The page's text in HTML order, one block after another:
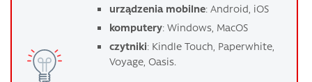
urządzenia mobilne: Android, iOS
komputery: Windows, MacOS
czytniki: Kindle Touch, Paperwhite,
Voyage, Oasis.